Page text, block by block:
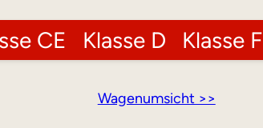
CE Klasse D Klasse F
Wagenumsicht >>